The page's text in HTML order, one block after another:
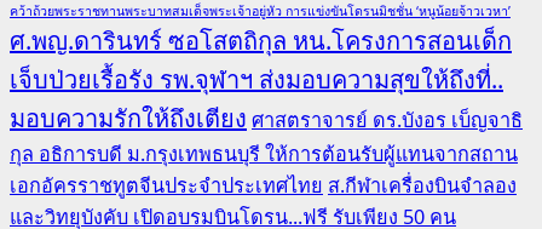
คว้าถ้วยพระราชทานพระบาทสมเด็จพระเจ้าอยู่หัว การแข่งขันโดรนมิชชั่น ‘หนูน้อยจ้าวเวหา’
ศ.พญ.ดารินทร์ ซอโสตถิกุล หน.โครงการสอนเด็ก
เจ็บป่วยเรื้อรัง รพ.จุฬาฯ ส่งมอบความสุขให้ถึงที่..
มอบความรักให้ถึงเตียง ศาสตราจารย์ ดร.บังอร เบ็ญจาธิ
กุล อธิการบดี ม.กรุงเทพธนบุรี ให้การต้อนรับผู้แทนจากสถาน
เอกอัครราชทูตจีนประจำประเทศไทย ส.กีฬาเครื่องบินจำลอง
และวิทยุบังคับ เปิดอบรมบินโดรน...ฟรี รับเพียง 50 คน